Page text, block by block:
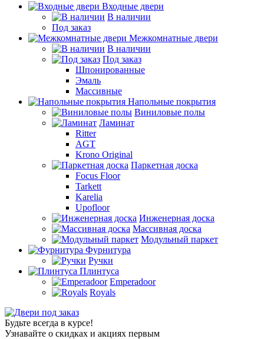
Входные двери
В наличии
Под заказ
Межкомнатные двери
В наличии
Под заказ
Шпонированные
Эмаль
Массивные
Напольные покрытия
Виниловые полы
Ламинат
Ritter
AGT
Krono Original
Паркетная доска
Focus Floor
Tarkett
Karelia
Upofloor
Инженерная доска
Массивная доска
Модульный паркет
Фурнитура
Ручки
Плинтуса
Emperadoor
Royals
Будьте всегда в курсе!
Узнавайте о скидках и акциях первым